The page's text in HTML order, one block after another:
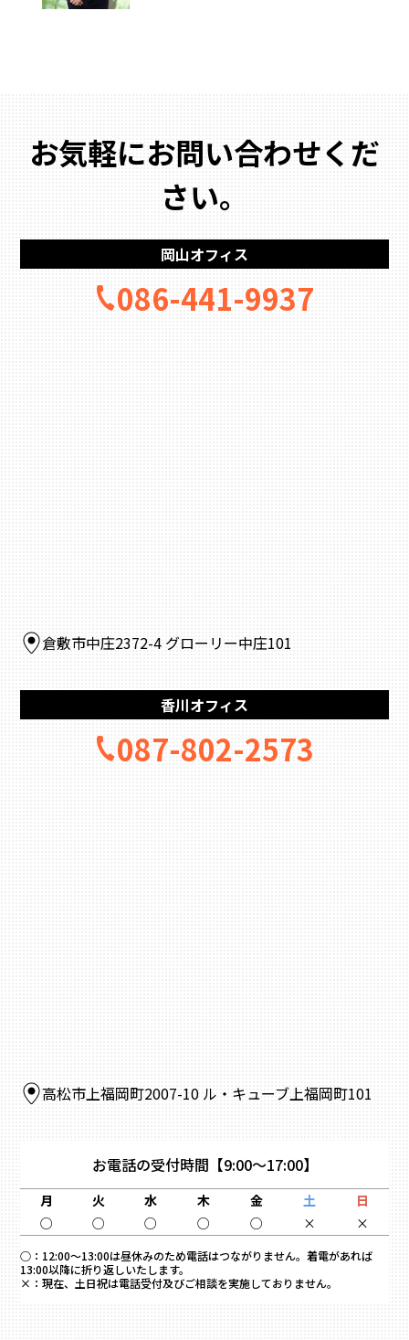
お気軽にお問い合わせくだ
さい。
岡山オフィス
086-441-9937
倉敷市中庄2372-4 グローリー中庄101
香川オフィス
087-802-2573
高松市上福岡町2007-10 ル・キューブ上福岡町101
お電話の受付時間 【9:00～17:00】
月 火 水 木 金 土
日
○
○ ○ ○ ○ × ×
○： 12:00～13:00は昼休みのため電話はつながりません。着電があれば
13:00以降に折り返しいたします。
×： 現在、土日祝は電話受付及びご相談を実施しておりません。